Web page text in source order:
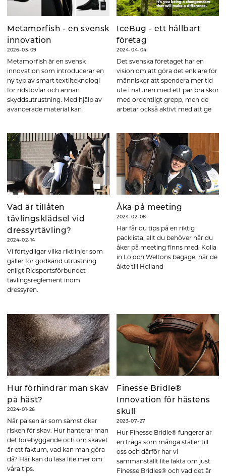
Metamorfish - en svensk
innovation
2026-03-09
Metamorfish är en svensk
innovation som introducerar en
ny typ av smart textilteknologi
för ridstövlar och annan
skyddsutrustning. Med hjälp av
avancerade material kan
det fungerar!
IceBug - ett hållbart
företag
2024-04-04
Det svenska företaget har en
vision om att göra det enklare för
människor att spendera mer tid
ute i naturen med ett par bra skor
med ordentligt grepp, men de
arbetar också aktivt med att ge
genomsyrar hela verksamheten!
Vad är tillåten
tävlingsklädsel vid
dressyrtävling?
2024-02-14
Vi förtydligar vilka riktlinjer som
gäller för godkänd utrustning
enligt Ridsportsförbundet
tävlingsreglement inom
dressyren.
Åka på meeting
2024-02-08
Här får du tips på en riktig
packlista, allt du behöver när du
åker på meeting finns med. Kolla
in Lo och Weltons bagage, när de
åkte till Holland
Hur förhindrar man skav
på häst?
2024-01-26
När pälsen är som sämst ökar
risken för skav. Hur hanterar man
det förebyggande och om skavet
är ett faktum, vad kan man göra
då? Här kan du läsa lite mer om
våra tips.
Finesse Bridle®
Innovation för hästens
skull
2023-07-27
Hur Finesse Bridle® fungerar är
en fråga som många ställer till
oss och därför har vi
sammanställt lite fakta om just
Finesse Bridles® och vad det är